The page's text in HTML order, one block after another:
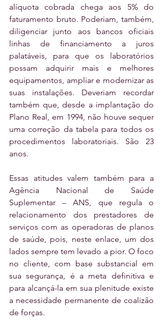
alíquota cobrada chega aos 5% do
faturamento bruto. Poderiam, também,
diligenciar junto aos bancos oficiais
linhas de financiamento a juros
palatáveis, para que os laboratórios
possam adquirir mais e melhores
equipamentos, ampliar e modernizar as
suas instalações. Deveriam recordar
também que, desde a implantação do
Plano Real, em 1994, não houve sequer
uma correção da tabela para todos os
procedimentos laboratoriais. São 23
anos.
Essas atitudes valem também para a
Agência Nacional de Saúde
Suplementar – ANS, que regula o
relacionamento dos prestadores de
serviços com as operadoras de planos
de saúde, pois, neste enlace, um dos
lados sempre tem levado a pior. O foco
no cliente, com base substancial em
sua segurança, é a meta definitiva e
para alcançá-la em sua plenitude existe
a necessidade permanente de coalizão
de forças.